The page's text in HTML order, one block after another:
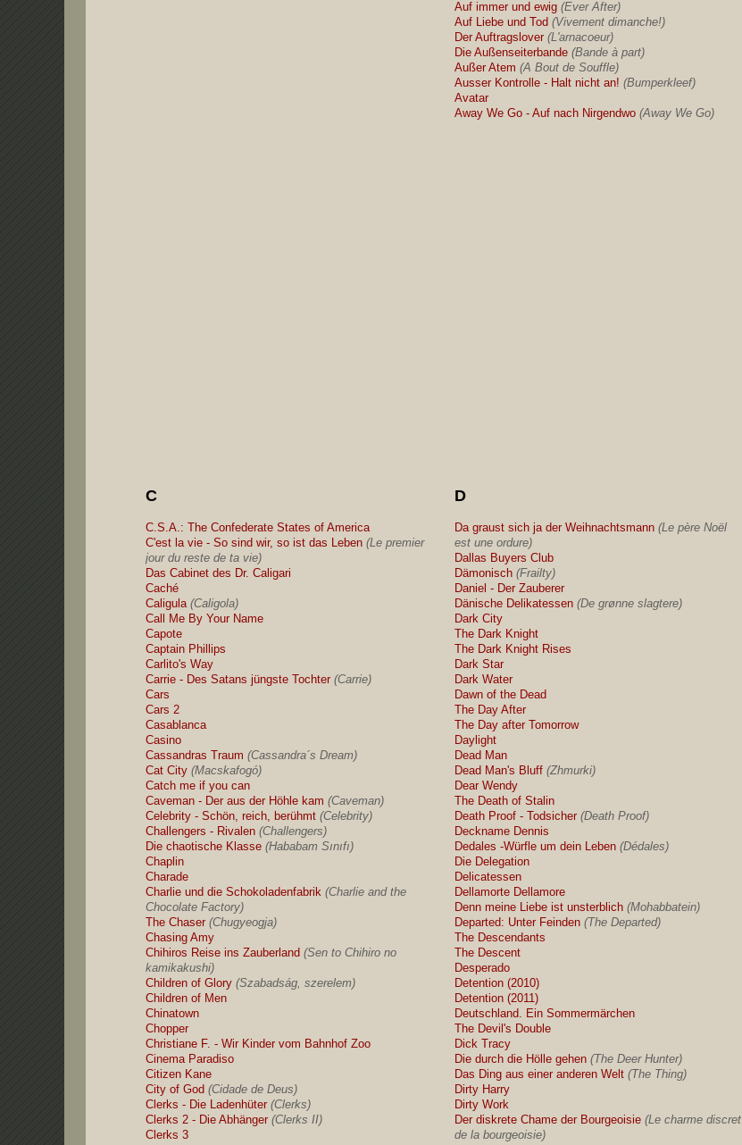
Auf immer und ewig (Ever After)
Auf Liebe und Tod (Vivement dimanche!)
Der Auftragslover (L'arnacoeur)
Die Außenseiterbande (Bande à part)
Außer Atem (A Bout de Souffle)
Ausser Kontrolle - Halt nicht an! (Bumperkleef)
Avatar
Away We Go - Auf nach Nirgendwo (Away We Go)
C
C.S.A.: The Confederate States of America
C'est la vie - So sind wir, so ist das Leben (Le premier
jour du reste de ta vie)
Das Cabinet des Dr. Caligari
Caché
Caligula (Caligola)
Call Me By Your Name
Capote
Captain Phillips
Carlito's Way
Carrie - Des Satans jüngste Tochter (Carrie)
Cars
Cars 2
Casablanca
Casino
Cassandras Traum (Cassandra´s Dream)
Cat City (Macskafogó)
Catch me if you can
Caveman - Der aus der Höhle kam (Caveman)
Celebrity - Schön, reich, berühmt (Celebrity)
Challengers - Rivalen (Challengers)
Die chaotische Klasse (Hababam Sınıfı)
Chaplin
Charade
Charlie und die Schokoladenfabrik (Charlie and the
Chocolate Factory)
The Chaser (Chugyeogja)
Chasing Amy
Chihiros Reise ins Zauberland (Sen to Chihiro no
kamikakushi)
Children of Glory (Szabadság, szerelem)
Children of Men
Chinatown
Chopper
Christiane F. - Wir Kinder vom Bahnhof Zoo
Cinema Paradiso
Citizen Kane
City of God (Cidade de Deus)
Clerks - Die Ladenhüter (Clerks)
Clerks 2 - Die Abhänger (Clerks II)
Clerks 3
D
Da graust sich ja der Weihnachtsmann (Le père Noël
est une ordure)
Dallas Buyers Club
Dämonisch (Frailty)
Daniel - Der Zauberer
Dänische Delikatessen (De grønne slagtere)
Dark City
The Dark Knight
The Dark Knight Rises
Dark Star
Dark Water
Dawn of the Dead
The Day After
The Day after Tomorrow
Daylight
Dead Man
Dead Man's Bluff (Zhmurki)
Dear Wendy
The Death of Stalin
Death Proof - Todsicher (Death Proof)
Deckname Dennis
Dedales -Würfle um dein Leben (Dédales)
Die Delegation
Delicatessen
Dellamorte Dellamore
Denn meine Liebe ist unsterblich (Mohabbatein)
Departed: Unter Feinden (The Departed)
The Descendants
The Descent
Desperado
Detention (2010)
Detention (2011)
Deutschland. Ein Sommermärchen
The Devil's Double
Dick Tracy
Die durch die Hölle gehen (The Deer Hunter)
Das Ding aus einer anderen Welt (The Thing)
Dirty Harry
Dirty Work
Der diskrete Chame der Bourgeoisie (Le charme discret
de la bourgeoisie)